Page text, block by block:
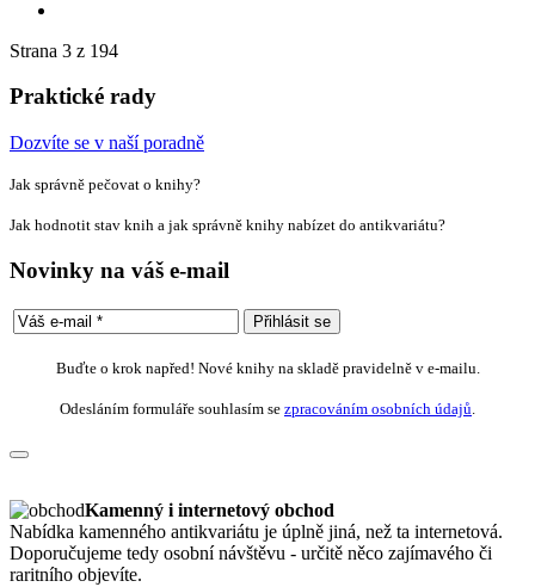
Strana 3 z 194
Praktické rady
Dozvíte se v naší poradně
Jak správně pečovat o knihy?
Jak hodnotit stav knih a jak správně knihy nabízet do antikvariátu?
Novinky na váš e-mail
Buďte o krok napřed! Nové knihy na skladě pravidelně v e-mailu.
Odesláním formuláře souhlasím se zpracováním osobních údajů.
Kamenný i internetový obchod
Nabídka kamenného antikvariátu je úplně jiná, než ta internetová.
Doporučujeme tedy osobní návštěvu - určitě něco zajímavého či
raritního objevíte.